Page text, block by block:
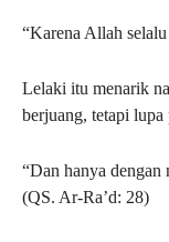
“Karena Allah
Lelaki itu menarik
berjuang, tetapi
“Dan hanya
(QS. Ar-Ra’d: 28)